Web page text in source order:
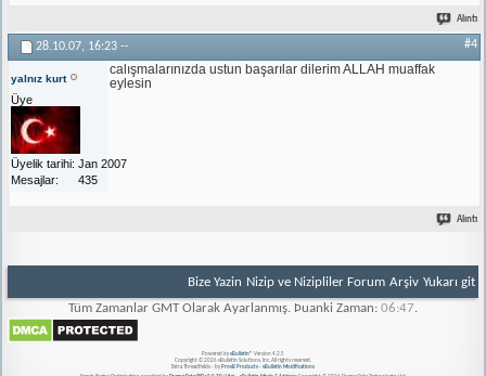
Alıntı
28.10.07, 16:23 -- #4
yalnız kurt
Üye
Üyelik tarihi Jan 2007
Mesajlar
435
calışmalarınızda ustun başarılar dilerim ALLAH muaffak
eylesin
Alıntı
Bize Yazin Nizip ve Nizipliler Forum Arşiv Yukarı git
Tüm Zamanlar GMT Olarak Ayarlanmış. Þuanki Zaman: 06:47.
Powered by vBulletin® Version 4.2.5
Copyright © 2026 vBulletin Solutions, Inc. All rights reserved.
Extra Threadfields - by ProvB Products - vBulletin Modifications